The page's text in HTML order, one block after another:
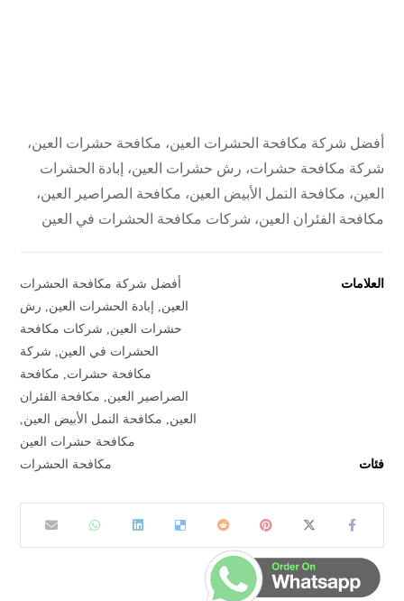
أفضل شركة مكافحة الحشرات العين، مكافحة حشرات العين،
شركة مكافحة حشرات، رش حشرات العين، إبادة الحشرات
العين، مكافحة النمل الأبيض العين، مكافحة الصراصير العين،
مكافحة الفئران العين، شركات مكافحة الحشرات في العين
العلامات
أفضل شركة مكافحة الحشرات
العين
إبادة الحشرات العين
رش
حشرات العين
شركات مكافحة
الحشرات في العين
شركة
مكافحة حشرات
مكافحة
الصراصير العين
مكافحة الفئران
العين
مكافحة النمل الأبيض العين
مكافحة حشرات العين
فئات
مكافحة الحشرات